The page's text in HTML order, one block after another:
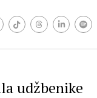
udžbenike